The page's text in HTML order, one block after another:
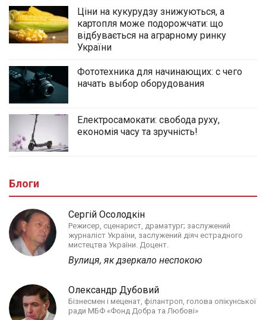
Ціни на кукурудзу знижуються, а
картопля може подорожчати: що
відбувається на аграрному ринку
України
Фототехника для начинающих: с чего
начать выбор оборудования
Електросамокати: свобода руху,
економія часу та зручність!
Блоги
Сергій Осолодкін
Режисер, сценарист, драматург; заслужений
журналіст України, заслужений діяч естрадного
мистецтва України. Доцент.
Вулиця, як дзеркало неспокою
Олександр Дубовий
Бізнесмен і меценат, філантроп, голова опікунської
ради МБФ «Фонд Добра та Любові»